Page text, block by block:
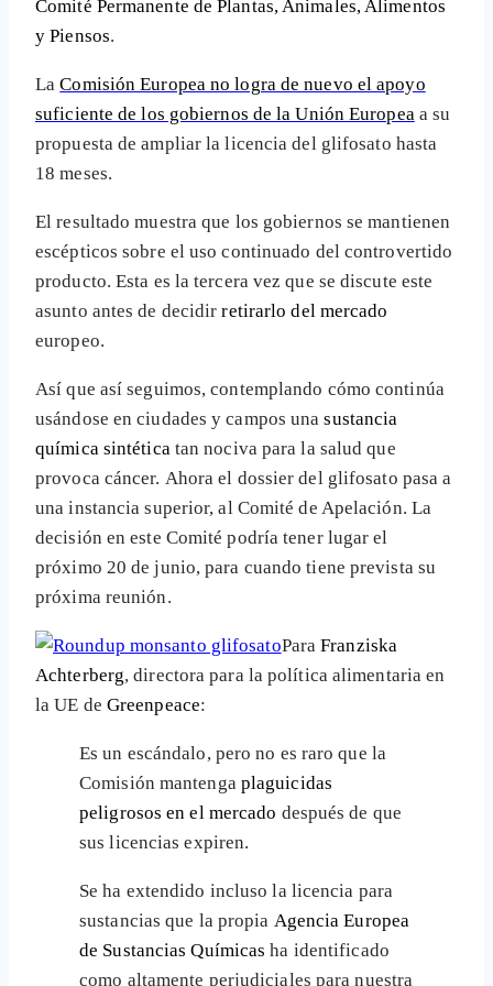
Comité Permanente de Plantas, Animales, Alimentos
y Piensos.
LaComisión Europea no logra de nuevo el apoyo
suficiente de los gobiernos de la Unión Europeaa su
propuesta de ampliar la licencia del glifosato hasta
18 meses.
El resultado muestra que los gobiernos se mantienen
escépticos sobre el uso continuado del controvertido
producto. Esta es la tercera vez que se discute este
asunto antes de decidirretirarlo del mercado
europeo.
Así que así seguimos, contemplando cómo continúa
usándose en ciudades y campos unasustancia
química sintéticatan nociva para la salud que
provoca cáncer. Ahora el dossier del glifosato pasa a
una instancia superior, al Comité de Apelación. La
decisión en este Comité podría tener lugar el
próximo 20 de junio, para cuando tiene prevista su
próxima reunión.
ParaFranziska
Achterberg, directora para la política alimentaria en
la UE de Greenpeace:
Es un escándalo, pero no es raro que la
Comisión mantenga plaguicidas
peligrosos en el mercado después de que
sus licencias expiren.
Se ha extendido incluso la licencia para
sustancias que la propia Agencia Europea
de Sustancias Químicas ha identificado
como altamente perjudiciales para nuestra